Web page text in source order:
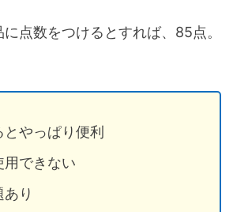
点数をつけるとすれば、85点。
とやっぱり便利
用できない
り